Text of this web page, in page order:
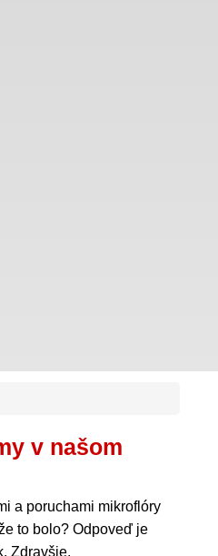
v našom
a poruchami mikroflóry
to bolo? Odpoveď je
Zdravšie.